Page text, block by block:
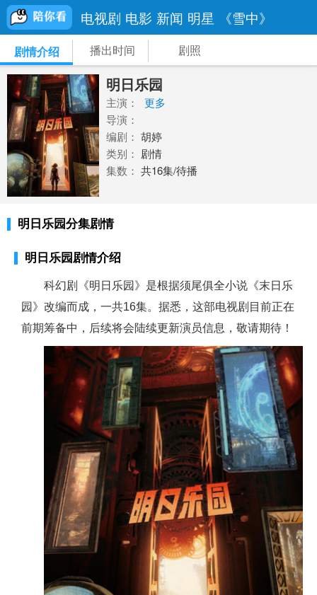
电视剧 电影 新闻 明星 《雪中》
剧情介绍 播出时间 剧照
明日乐园
主演：
更多
导演：
编剧： 胡婷
类别： 剧情
集数： 共16集/待播
明日乐园分集剧情
明日乐园剧情介绍
科幻剧《明日乐园》是根据须尾俱全小说《末日乐
园》改编而成，一共16集。据悉，这部电视剧目前正在
前期筹备中，后续将会陆续更新演员信息，敬请期待！